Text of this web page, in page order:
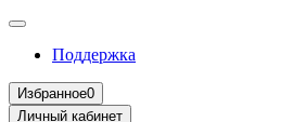
Поддержка
Избранное0
Личный кабинет